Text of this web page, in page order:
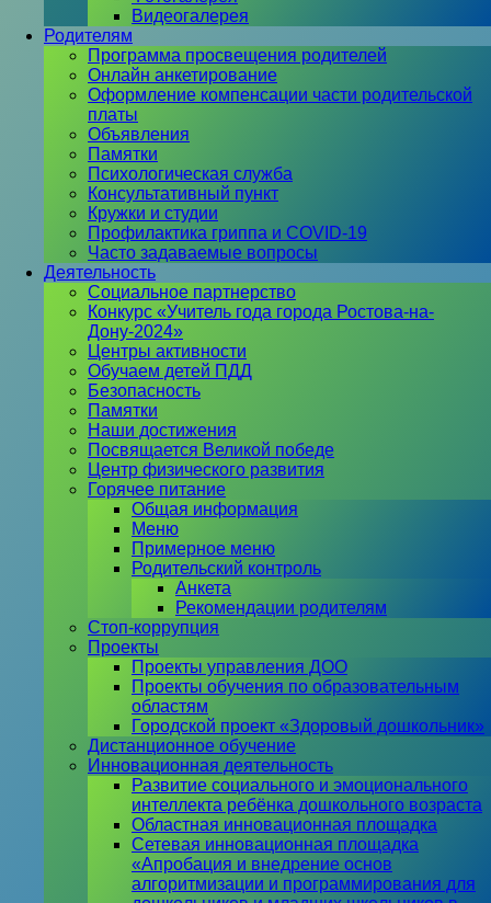
Видеогалерея
Родителям
Программа просвещения родителей
Онлайн анкетирование
Оформление компенсации части родительской
платы
Объявления
Памятки
Психологическая служба
Консультативный пункт
Кружки и студии
Профилактика гриппа и COVID-19
Часто задаваемые вопросы
Деятельность
Социальное партнерство
Конкурс «Учитель года города Ростова-на-
Дону-2024»
Центры активности
Обучаем детей ПДД
Безопасность
Памятки
Наши достижения
Посвящается Великой победе
Центр физического развития
Горячее питание
Общая информация
Меню
Примерное меню
Родительский контроль
Анкета
Рекомендации родителям
Стоп-коррупция
Проекты
Проекты управления ДОО
Проекты обучения по образовательным
областям
Городской проект «Здоровый дошкольник»
Дистанционное обучение
Инновационная деятельность
Развитие социального и эмоционального
интеллекта ребёнка дошкольного возраста
Областная инновационная площадка
Сетевая инновационная площадка
«Апробация и внедрение основ
алгоритмизации и программирования для